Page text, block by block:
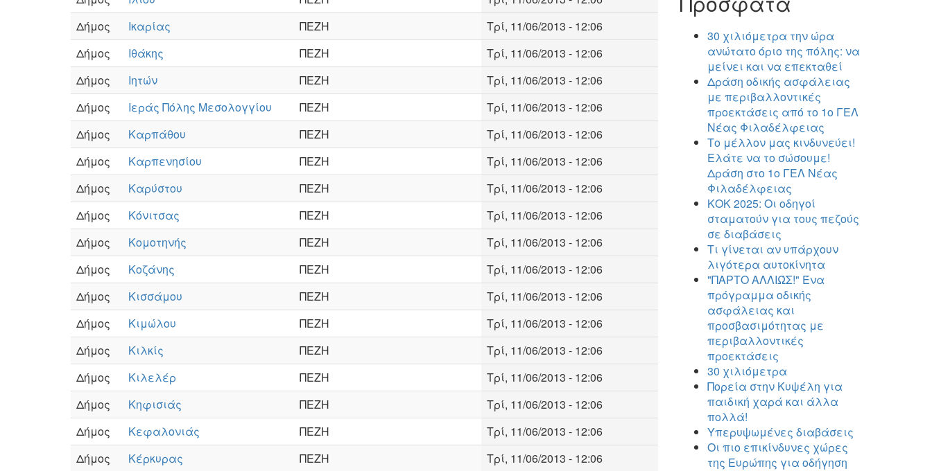
Δήμος
Ικαρίας ΠΕΖΗ
Τρί, 11/06/2013 - 12:06
Δήμος
Ιθάκης ΠΕΖΗ
Τρί, 11/06/2013 - 12:06
Δήμος
Ιητών ΠΕΖΗ
Τρί, 11/06/2013 - 12:06
Δήμος
Ιεράς Πόλης Μεσολογγίου ΠΕΖΗ
Τρί, 11/06/2013 - 12:06
Δήμος
Καρπάθου ΠΕΖΗ
Τρί, 11/06/2013 - 12:06
Δήμος
Καρπενησίου ΠΕΖΗ
Τρί, 11/06/2013 - 12:06
Δήμος
Καρύστου ΠΕΖΗ
Τρί, 11/06/2013 - 12:06
Δήμος
Κόνιτσας ΠΕΖΗ
Τρί, 11/06/2013 - 12:06
Δήμος
Κομοτηνής ΠΕΖΗ
Τρί, 11/06/2013 - 12:06
Δήμος
Κοζάνης ΠΕΖΗ
Τρί, 11/06/2013 - 12:06
Δήμος
Κισσάμου ΠΕΖΗ
Τρί, 11/06/2013 - 12:06
Δήμος
Κιμώλου ΠΕΖΗ
Τρί, 11/06/2013 - 12:06
Δήμος
Κιλκίς ΠΕΖΗ
Τρί, 11/06/2013 - 12:06
Δήμος
Κιλελέρ ΠΕΖΗ
Τρί, 11/06/2013 - 12:06
Δήμος
Κηφισιάς ΠΕΖΗ
Τρί, 11/06/2013 - 12:06
Δήμος
Κεφαλονιάς ΠΕΖΗ
Τρί, 11/06/2013 - 12:06
Δήμος
Κέρκυρας ΠΕΖΗ
Τρί, 11/06/2013 - 12:06
30 χιλιόμετρα την ώρα
ανώτατο όριο της πόλης: να
μείνει και να επεκταθεί
Δράση οδικής ασφάλειας
με περιβαλλοντικές
προεκτάσεις από το 1ο ΓΕΛ
Νέας Φιλαδέλφειας
Το μέλλον μας κινδυνεύει!
Ελάτε να το σώσουμε!
Δράση στο 1ο ΓΕΛ Νέας
Φιλαδέλφειας
ΚΟΚ 2025: Οι οδηγοί
σταματούν για τους πεζούς
σε διαβάσεις
Τι γίνεται αν υπάρχουν
λιγότερα αυτοκίνητα
"ΠΑΡΤΟ ΑΛΛΙΏΣ!" Ένα
πρόγραμμα οδικής
ασφάλειας και
προσβασιμότητας με
περιβαλλοντικές
προεκτάσεις
30 χιλιόμετρα
Πορεία στην Κυψέλη για
παιδική χαρά και άλλα
πολλά!
Υπερυψωμένες διαβάσεις
Οι πιο επικίνδυνες χώρες
της Ευρώπης για οδήγηση